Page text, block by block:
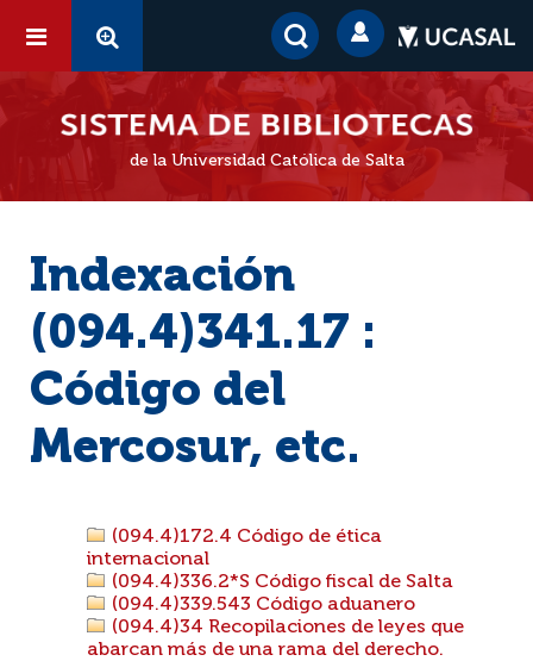
de la Universidad Católica de Salta
Indexación
(094.4)341.17 :
Código del
Mercosur, etc.
(094.4)172.4 Código de ética
internacional
(094.4)336.2*S Código fiscal de Salta
(094.4)339.543 Código aduanero
(094.4)34 Recopilaciones de leyes que
abarcan más de una rama del derecho.